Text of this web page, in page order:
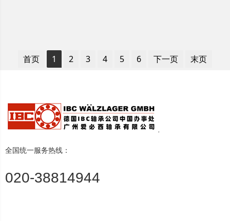
首页 1 2 3 4 5 6 下一页 末页
全国统一服务热线：
020-38814944